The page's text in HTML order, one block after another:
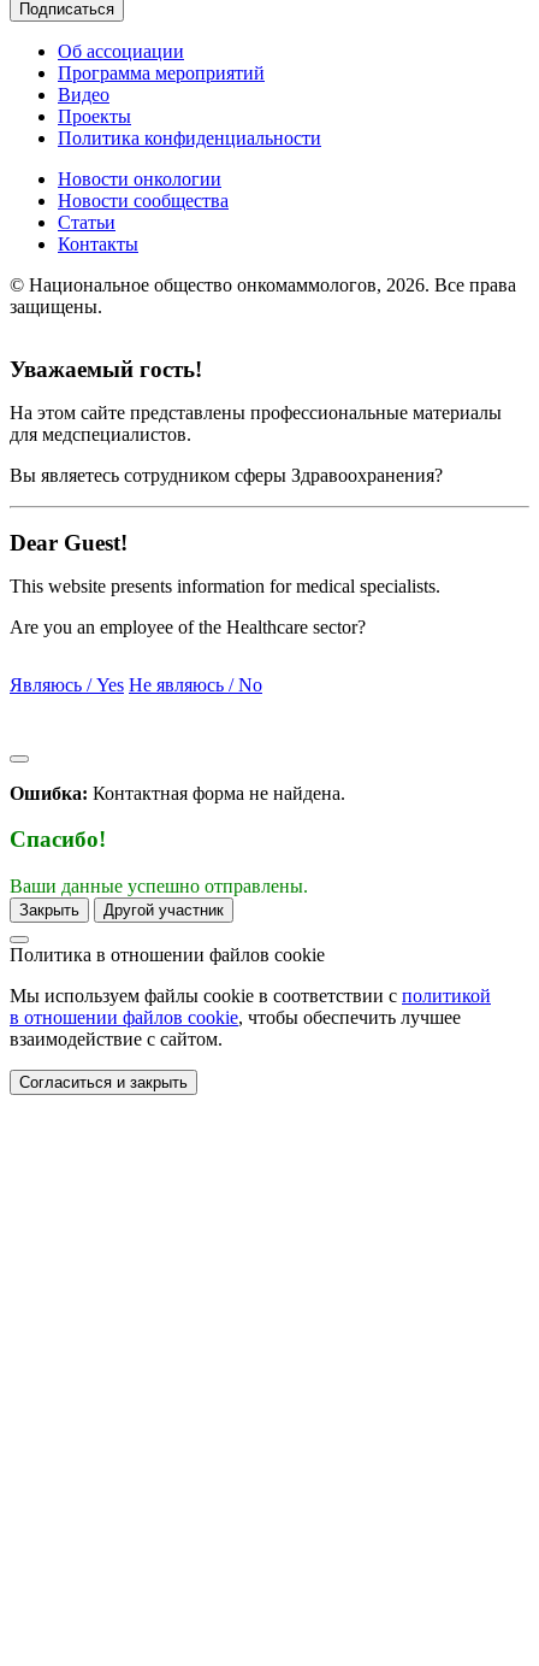
Подписаться
Об ассоциации
Программа мероприятий
Видео
Проекты
Политика конфиденциальности
Новости онкологии
Новости сообщества
Статьи
Контакты
© Национальное общество онкомаммологов, 2026. Все права
защищены.
Уважаемый гость!
На этом сайте представлены профессиональные материалы
для медспециалистов.
Вы являетесь сотрудником сферы Здравоохранения?
Dear Guest!
This website presents information for medical specialists.
Are you an employee of the Healthcare sector?
Являюсь / Yes Не являюсь / No
Ошибка: Контактная форма не найдена.
Спасибо!
Ваши данные успешно отправлены.
Закрыть Другой участник
Политика в отношении файлов cookie
Мы используем файлы cookie в соответствии с политикой
в отношении файлов cookie, чтобы обеспечить лучшее
взаимодействие с сайтом.
Согласиться и закрыть